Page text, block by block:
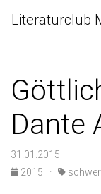
Literaturclub
Dante
31.01.2015
2015 ·
schwer